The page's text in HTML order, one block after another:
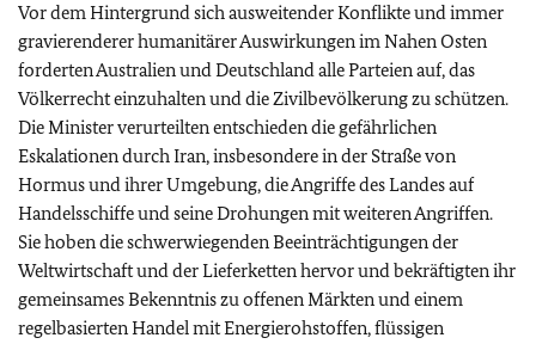
Vor dem Hintergrund sich ausweitender Konflikte und immer
gravierenderer humanitärer Auswirkungen im Nahen Osten
forderten Australien und Deutschland alle Parteien auf, das
Völkerrecht einzuhalten und die Zivilbevölkerung zu schützen.
Die Minister verurteilten entschieden die gefährlichen
Eskalationen durch Iran, insbesondere in der Straße von
Hormus und ihrer Umgebung, die Angriffe des Landes auf
Handelsschiffe und seine Drohungen mit weiteren Angriffen.
Sie hoben die schwerwiegenden Beeinträchtigungen der
Weltwirtschaft und der Lieferketten hervor und bekräftigten ihr
gemeinsames Bekenntnis zu offenen Märkten und einem
regelbasierten Handel mit Energierohstoffen, flüssigen